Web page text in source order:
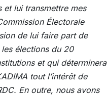
et lui transmettre mes
Électorale
de lui faire part de
élections du 20
et qui déterminera
tout l’intérêt de
En outre, nous avons